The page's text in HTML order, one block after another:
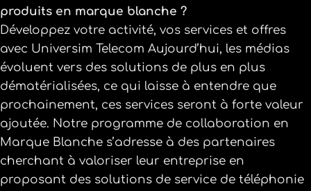
produits en marque blanche ?
Développez votre activité, vos services et offres
avec Universim Telecom Aujourd’hui, les médias
évoluent vers des solutions de plus en plus
dématérialisées, ce qui laisse à entendre que
prochainement, ces services seront à forte valeur
ajoutée. Notre programme de collaboration en
Marque Blanche s’adresse à des partenaires
cherchant à valoriser leur entreprise en
proposant des solutions de service de téléphonie